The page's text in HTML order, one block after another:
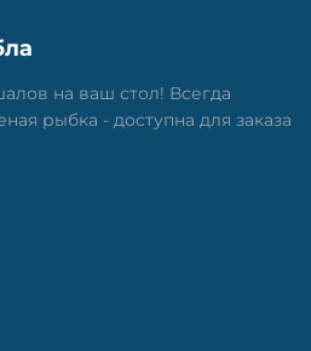
на ваш стол! Всегда
рыбка - доступна для заказа